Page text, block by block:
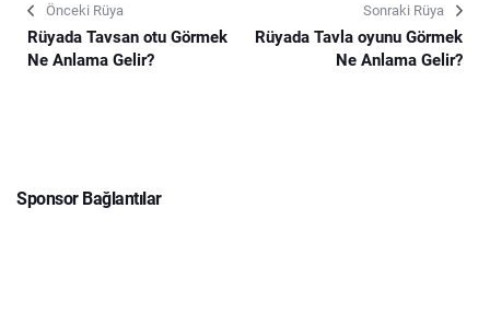
Önceki Rüya
Rüyada Tavsan otu Görmek
Ne Anlama Gelir?
Sonraki Rüya
Rüyada Tavla oyunu Görmek
Ne Anlama Gelir?
Sponsor Bağlantılar